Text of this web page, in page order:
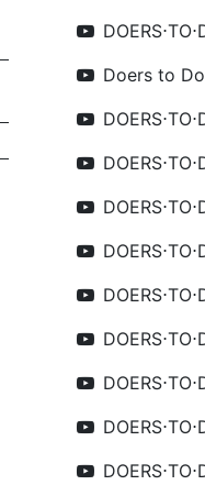
Doers to